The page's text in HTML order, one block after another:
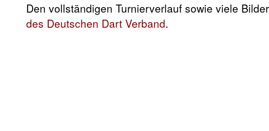
Den vollständigen Turnierverlauf sowie viele
des Deutschen Dart Verband.